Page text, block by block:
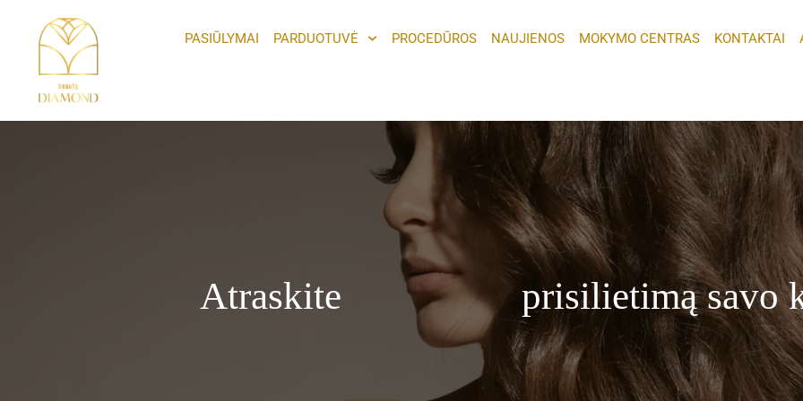
PASIŪLYMAI PARDUOTUVĖ PROCEDŪROS NAUJIENOS MOKYMO CENTRAS KONTAKTAI
Atraskite prisilietimą savo